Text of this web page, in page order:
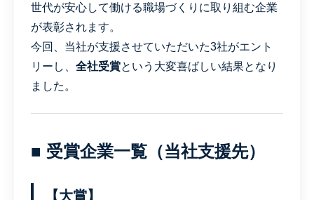
世代が安心して働ける職場づくりに取り組む企業
が表彰されます。
今回、当社が支援させていただいた3社がエント
リーし、 全社受賞という大変喜ばしい結果となり
ました。
■ 受賞企業一覧（当社支援先）
【大賞】